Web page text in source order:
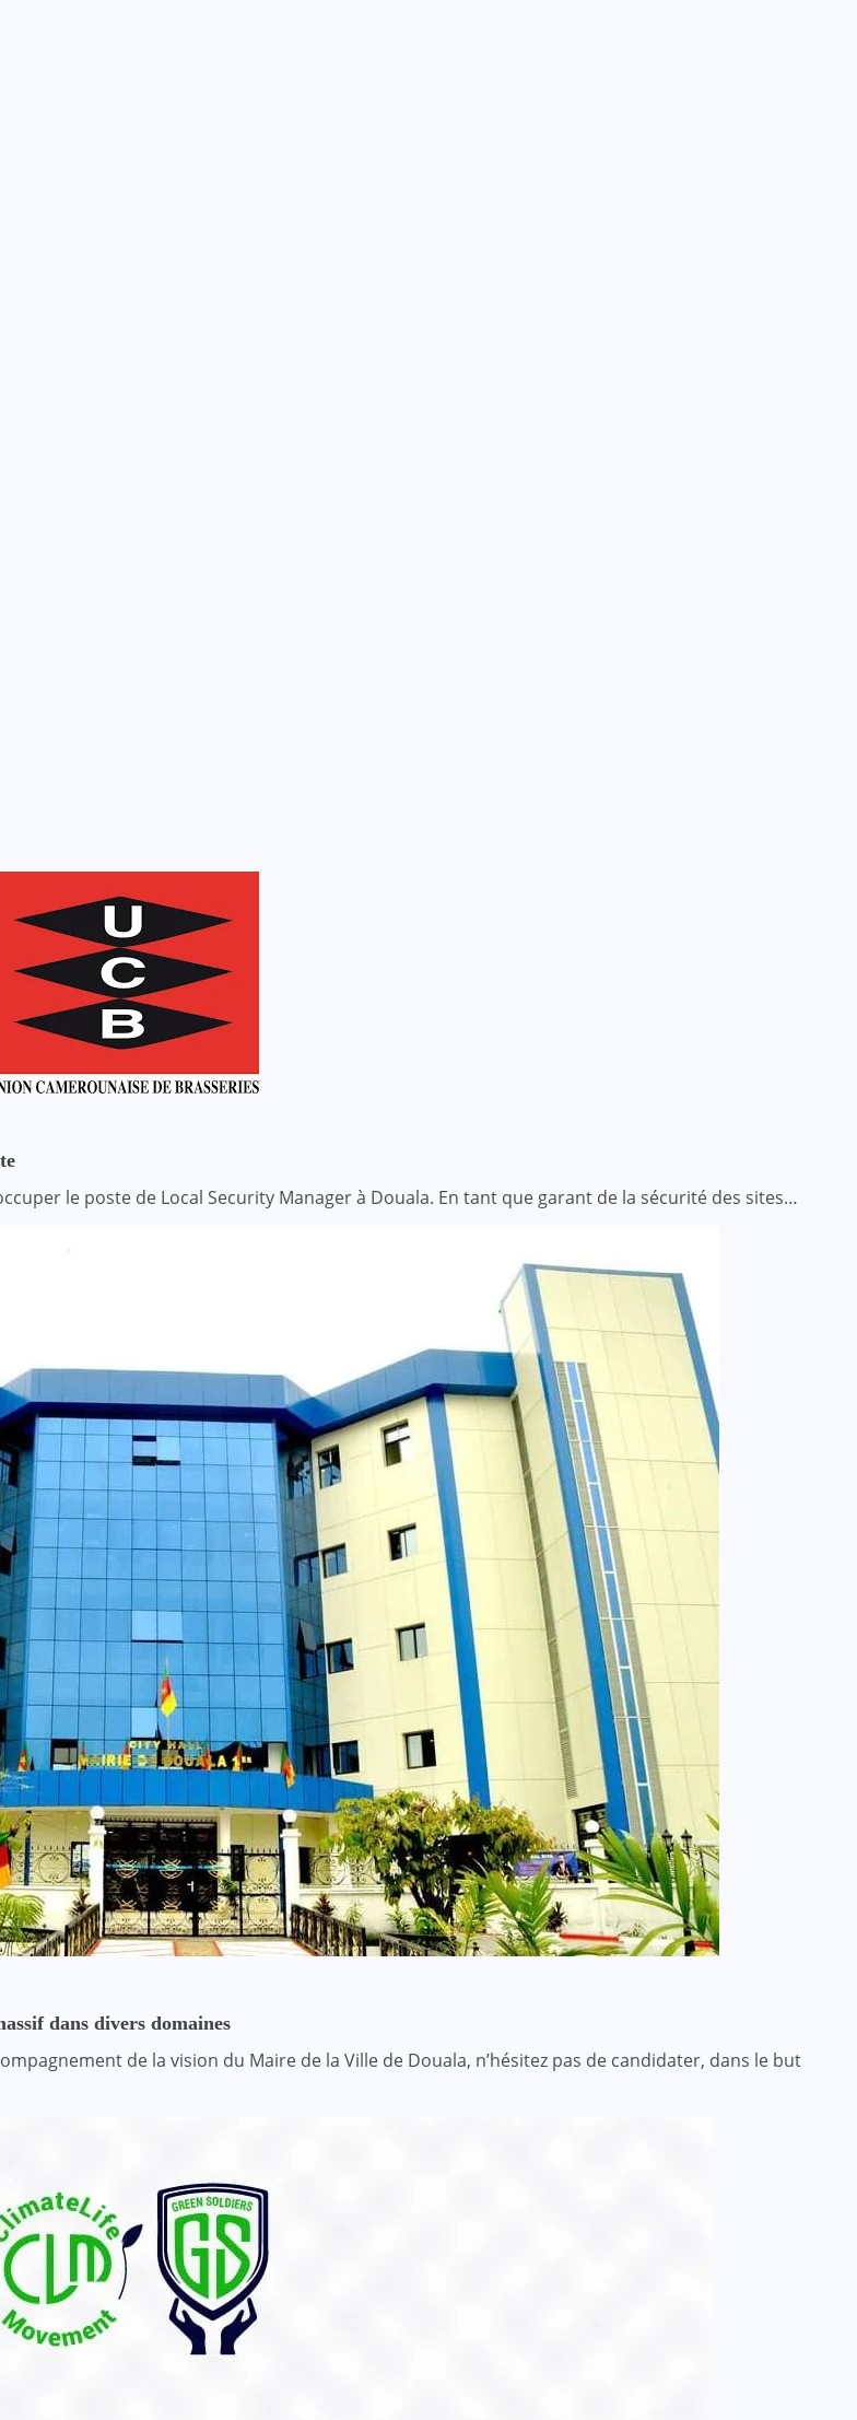
le poste de Local Security Manager à Douala. En tant que garant de la sécurité des sites…
dans divers domaines
de la vision du Maire de la Ville de Douala, n’hésitez pas de candidater, dans le but